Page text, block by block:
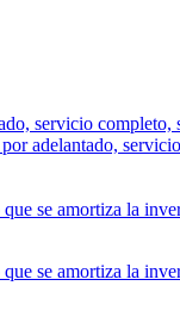
servicio completo,
adelantado,
se amortiza la
se amortiza la